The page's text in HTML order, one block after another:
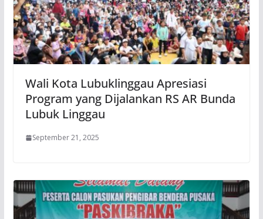
Wali Kota Lubuklinggau Apresiasi
Program yang Dijalankan RS AR Bunda
Lubuk Linggau
September 21, 2025